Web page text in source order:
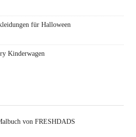
für Halloween
Kinderwagen
von FRESHDADS